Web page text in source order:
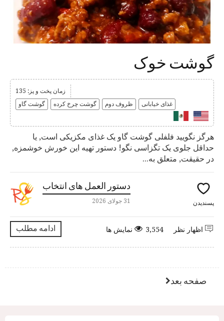
گوشت خوک
زمان پخت و پز: 135
گوشت گاو
گوشت چرخ كرده ظروف دوم غذای خیابانی
هرگز نگویید فلفلی گوشت گاو یک غذای مکزیکی است, یا
حداقل جلوی یک تگزاسی نگو! دستور تهیه این خورش خوشمزه,
در حقیقت, متعلق به...
دستور العمل های انتخاب
31 جولای 2026 پسندیدن
ادامه مطلب اظهار نظر 3,554 نمایش ها
صفحه بعد